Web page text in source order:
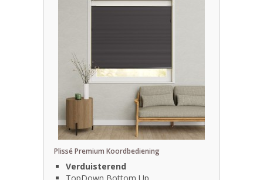
Plissé Premium Koordbediening
Verduisterend